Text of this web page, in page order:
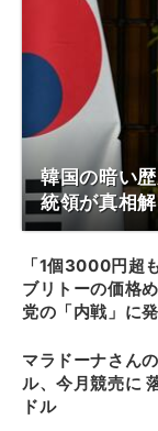
韓国の暗い
統領が真相
「1個3000円超
ブリトーの価格
党の「内戦」に
マラドーナさん
ル、今月競売に
ドル